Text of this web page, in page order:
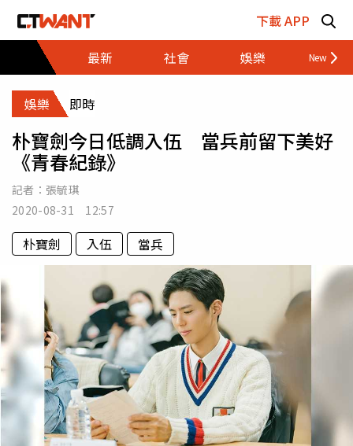
下載 APP
最新
社會 娛樂 財經
娛樂 即時
朴寶劍今日低調入伍 當兵前留下美好
《青春紀錄》
記者： 張毓琪
2020-08-31 12:57
朴寶劍 入伍 當兵